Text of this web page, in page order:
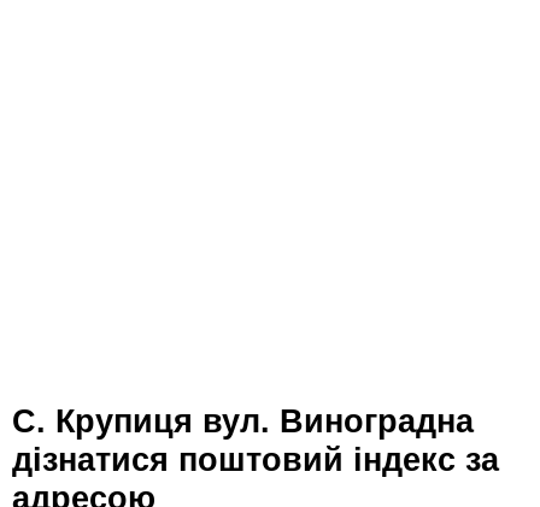
с. Крупиця вул. Виноградна
дізнатися поштовий індекс за
адресою